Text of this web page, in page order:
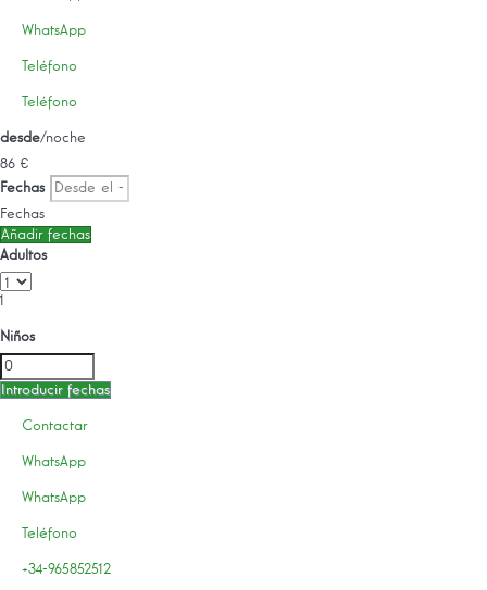
WhatsApp
Teléfono
Teléfono
desde/noche
86 €
Fechas
Fechas
Añadir fechas
Adultos
1
Niños
Introducir fechas
Contactar
WhatsApp
WhatsApp
Teléfono
+34-965852512